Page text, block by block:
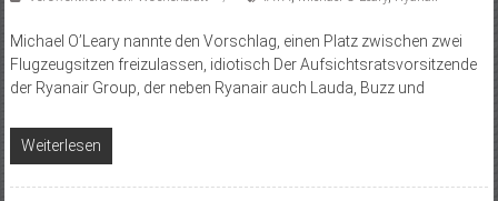
Michael O’Leary nannte den Vorschlag, einen Platz zwischen zwei
Flugzeugsitzen freizulassen, idiotisch Der Aufsichtsratsvorsitzende
der Ryanair Group, der neben Ryanair auch Lauda, Buzz und
Weiterlesen